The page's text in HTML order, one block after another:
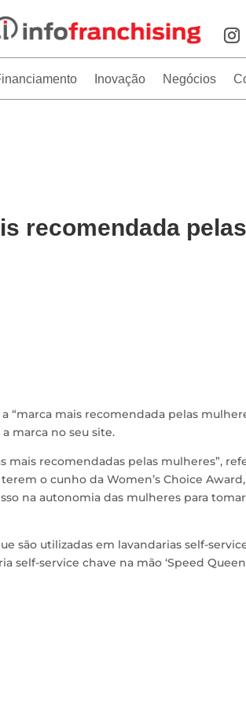
Inovação Negócios
recomendada pelas
“marca mais recomendada pelas
marca no seu site.
mais recomendadas pelas mulheres”,
o cunho da Women’s Choice Award,
na autonomia das mulheres para
são utilizadas em lavandarias self-
self-service chave na mão ‘Speed Queen